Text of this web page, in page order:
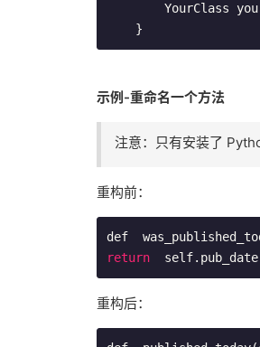
YourClass
    }
示例-重命名一个方法
注意：只有安装了
重构前：
return
重构后：